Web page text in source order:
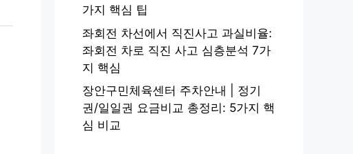
가지 핵심 팁
좌회전 차선에서 직진사고 과실비율:
좌회전 차로 직진 사고 심층분석 7가
지 핵심
장안구민체육센터 주차안내 | 정기
권/일일권 요금비교 총정리: 5가지 핵
심 비교